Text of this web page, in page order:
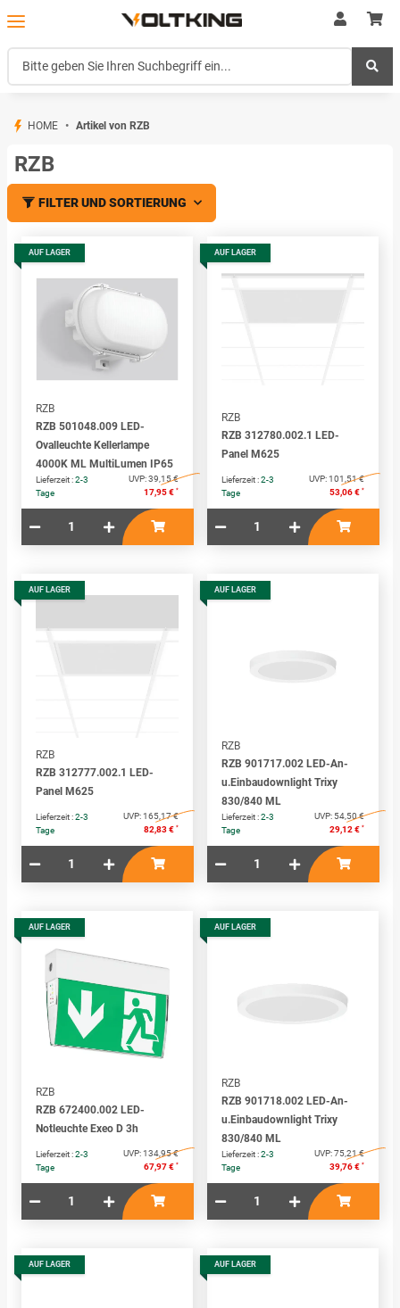
HOME Artikel von RZB
RZB
FILTER UND SORTIERUNG
AUF LAGER
RZB
RZB 501048.009 LED-
Ovalleuchte Kellerlampe
4000K ML MultiLumen IP65
Lieferzeit :2-3
Tage
UVP:39,15 €
17,95 € *
AUF LAGER
RZB
RZB 312780.002.1 LED-
Panel M625
Lieferzeit :2-3
Tage
UVP:101,51 €
53,06 € *
AUF LAGER
RZB
RZB 312777.002.1 LED-
Panel M625
Lieferzeit :2-3
Tage
UVP:165,17 €
82,83 € *
AUF LAGER
RZB
RZB 901717.002 LED-An-
u.Einbaudownlight Trixy
830/840 ML
Lieferzeit :2-3
Tage
UVP: 54,50 €
29,12 € *
AUF LAGER
RZB
RZB 672400.002 LED-
Notleuchte Exeo D 3h
Lieferzeit :2-3
Tage
UVP:134,95 €
67,97 € *
AUF LAGER
RZB
RZB 901718.002 LED-An-
u.Einbaudownlight Trixy
830/840 ML
Lieferzeit :2-3
Tage
UVP:75,21 €
39,76 € *
AUF LAGER AUF LAGER